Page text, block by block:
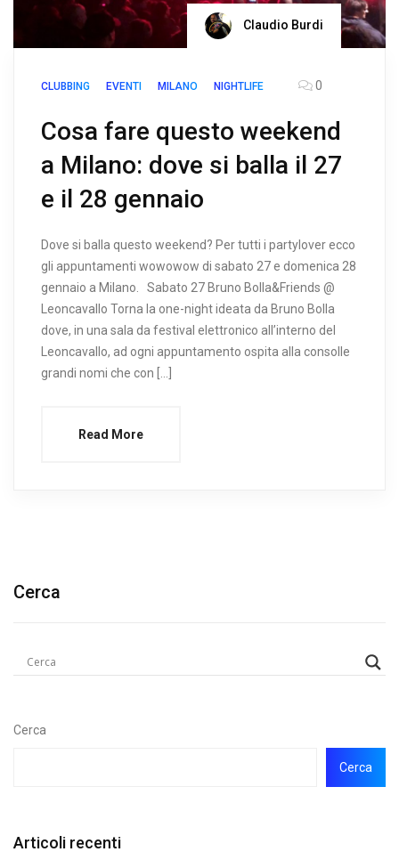
Claudio Burdi
CLUBBING EVENTI MILANO NIGHTLIFE 0
Cosa fare questo weekend
a Milano: dove si balla il 27
e il 28 gennaio
Dove si balla questo weekend? Per tutti i partylover ecco
gli appuntamenti wowowow di sabato 27 e domenica 28
gennaio a Milano. Sabato 27 Bruno Bolla&Friends @
Leoncavallo Torna la one-night ideata da Bruno Bolla
dove, in una sala da festival elettronico all’interno del
Leoncavallo, ad ogni appuntamento ospita alla consolle
grandi nomi che con […]
Read More
Cerca
Cerca
Cerca
Articoli recenti